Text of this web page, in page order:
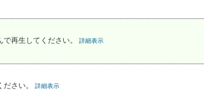
再生してください。
詳細表示
さい。
詳細表示